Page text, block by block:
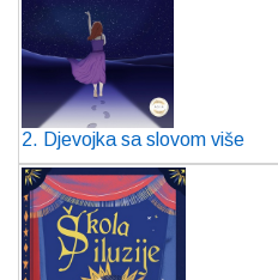
2. Djevojka sa slovom više